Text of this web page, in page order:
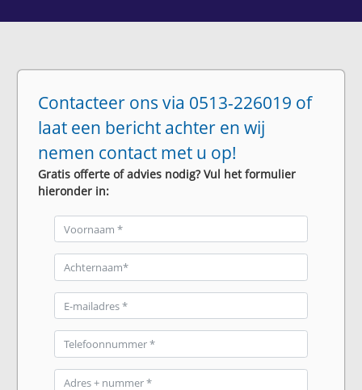
Contacteer ons via 0513-226019 of
laat een bericht achter en wij
nemen contact met u op!
Gratis offerte of advies nodig? Vul het formulier
hieronder in: